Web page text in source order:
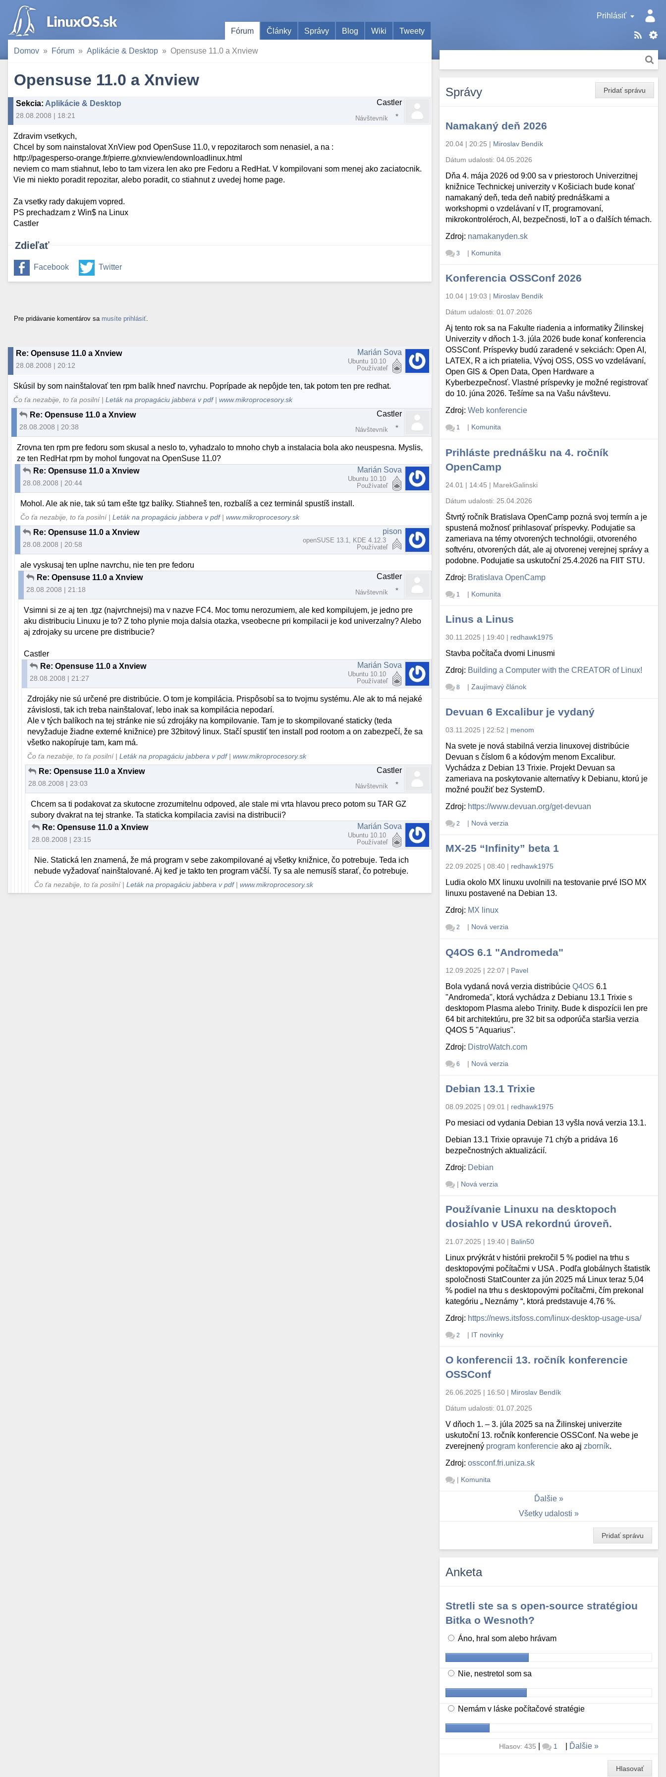
Prihlásiť
Fórum
Články Správy Blog Wiki Tweety
Domov Fórum Aplikácie & Desktop Opensuse 11.0 a Xnview
Opensuse 11.0 a Xnview
Sekcia: Aplikácie & Desktop
28.08.2008 | 18:21
Castler
Návštevník
Zdravim vsetkych,
Chcel by som nainstalovat XnView pod OpenSuse 11.0, v repozitaroch som nenasiel, a na :
http://pagesperso-orange.fr/pierre.g/xnview/endownloadlinux.html
neviem co mam stiahnut, lebo to tam vizera len ako pre Fedoru a RedHat. V kompilovani som menej ako zaciatocnik.
Vie mi niekto poradit repozitar, alebo poradit, co stiahnut z uvedej home page.
Za vsetky rady dakujem vopred.
PS prechadzam z Win$ na Linux
Castler
Zdieľať
Facebook Twitter
Pre pridávanie komentárov sa musíte prihlásiť
Re: Opensuse 11.0 a Xnview
28.08.2008 | 20:12
Marián Sova
Ubuntu 10.10
Používateľ
Skúsil by som nainštalovať ten rpm balík hneď navrchu. Poprípade ak nepôjde ten, tak potom ten pre redhat.
Čo ťa nezabije, to ťa posilní |Leták na propagáciu jabbera v pdf|www.mikroprocesory.sk
Re: Opensuse 11.0 a Xnview
28.08.2008 | 20:38
Castler
Návštevník
Zrovna ten rpm pre fedoru som skusal a neslo to, vyhadzalo to mnoho chyb a instalacia bola ako neuspesna. Myslis,
ze ten RedHat rpm by mohol fungovat na OpenSuse 11.0?
Re: Opensuse 11.0 a Xnview
28.08.2008 | 20:44
Marián Sova
Ubuntu 10.10
Používateľ
Mohol. Ale ak nie, tak sú tam ešte tgz balíky. Stiahneš ten, rozbalíš a cez terminál spustíš install.
Čo ťa nezabije, to ťa posilní |Leták na propagáciu jabbera v pdf|www.mikroprocesory.sk
Re: Opensuse 11.0 a Xnview
28.08.2008 | 20:58
pison
openSUSE 13.1, KDE 4.12.3
Používateľ
ale vyskusaj ten uplne navrchu, nie ten pre fedoru
Re: Opensuse 11.0 a Xnview
28.08.2008 | 21:18
Castler
Návštevník
Vsimni si ze aj ten .tgz (najvrchnejsi) ma v nazve FC4. Moc tomu nerozumiem, ale ked kompilujem, je jedno pre
aku distribuciu Linuxu je to? Z toho plynie moja dalsia otazka, vseobecne pri kompilacii je kod univerzalny? Alebo
aj zdrojaky su urcene pre distribucie?
Castler
Re: Opensuse 11.0 a Xnview
28.08.2008 | 21:27
Marián Sova
Ubuntu 10.10
Používateľ
Zdrojáky nie sú určené pre distribúcie. O tom je kompilácia. Prispôsobí sa to tvojmu systému. Ale ak to má nejaké
závislosti, tak ich treba nainštalovať, lebo inak sa kompilácia nepodarí.
Ale v tých balíkoch na tej stránke nie sú zdrojáky na kompilovanie. Tam je to skompilované staticky (teda
nevyžaduje žiadne externé knižnice) pre 32bitový linux. Stačí spustiť ten install pod rootom a on zabezpečí, že sa
všetko nakopíruje tam, kam má.
Čo ťa nezabije, to ťa posilní |Leták na propagáciu jabbera v pdf|www.mikroprocesory.sk
Re: Opensuse 11.0 a Xnview
28.08.2008 | 23:03
Castler
Návštevník
Chcem sa ti podakovat za skutocne zrozumitelnu odpoved, ale stale mi vrta hlavou preco potom su TAR GZ
subory dvakrat na tej stranke. Ta staticka kompilacia zavisi na distribucii?
Re: Opensuse 11.0 a Xnview
28.08.2008 | 23:15
Marián Sova
Ubuntu 10.10
Používateľ
Nie. Statická len znamená, že má program v sebe zakompilované aj všetky knižnice, čo potrebuje. Teda ich
nebude vyžadovať nainštalované. Aj keď je takto ten program väčší. Ty sa ale nemusíš starať, čo potrebuje.
Čo ťa nezabije, to ťa posilní |Leták na propagáciu jabbera v pdf|www.mikroprocesory.sk
Pridať správu
Správy
Namakaný deň 2026
20.04 | 20:25 | Miroslav Bendík
Dátum udalosti:04.05.2026
Dňa 4. mája 2026 od 9:00 sa v priestoroch Univerzitnej
knižnice Technickej univerzity v Košiciach bude konať
namakaný deň, teda deň nabitý prednáškami a
workshopmi o vzdelávaní v IT, programovaní,
mikrokontroléroch, AI, bezpečnosti, IoT a o ďalších témach.
Zdroj: namakanyden.sk
3 | Komunita
Konferencia OSSConf 2026
10.04 | 19:03 | Miroslav Bendík
Dátum udalosti:01.07.2026
Aj tento rok sa na Fakulte riadenia a informatiky Žilinskej
Univerzity v dňoch 1-3. júla 2026 bude konať konferencia
OSSConf. Príspevky budú zaradené v sekciách: Open AI,
LATEX, R a ich priatelia, Vývoj OSS, OSS vo vzdelávaní,
Open GIS & Open Data, Open Hardware a
Kyberbezpečnosť. Vlastné príspevky je možné registrovať
do 10. júna 2026. Tešíme sa na Vašu návštevu.
Zdroj:Web konferencie
1 | Komunita
Prihláste prednášku na 4. ročník
OpenCamp
24.01 | 14:45 | MarekGalinski
Dátum udalosti: 25.04.2026
Štvrtý ročník Bratislava OpenCamp pozná svoj termín a je
spustená možnosť prihlasovať príspevky. Podujatie sa
zameriava na témy otvorených technológii, otvoreného
softvéru, otvorených dát, ale aj otvorenej verejnej správy a
podobne. Podujatie sa uskutoční 25.4.2026 na FIIT STU.
Zdroj: Bratislava OpenCamp
1 | Komunita
Linus a Linus
30.11.2025 | 19:40 | redhawk1975
Stavba počítača dvomi Linusmi
Zdroj: Building a Computer with the CREATOR of Linux!
8 | Zaujímavý článok
Devuan 6 Excalibur je vydaný
03.11.2025 | 22:52 | menom
Na svete je nová stabilná verzia linuxovej distribúcie
Devuan s číslom 6 a kódovým menom Excalibur.
Vychádza z Debian 13 Trixie. Projekt Devuan sa
zameriava na poskytovanie alternatívy k Debianu, ktorú je
možné použiť bez SystemD.
Zdroj: https://www.devuan.org/get-devuan
2 | Nová verzia
MX-25 “Infinity” beta 1
22.09.2025 | 08:40 | redhawk1975
Ludia okolo MX linuxu uvolnili na testovanie prvé ISO MX
linuxu postavené na Debian 13.
Zdroj: MX linux
2 | Nová verzia
Q4OS 6.1 "Andromeda"
12.09.2025 | 22:07 | Pavel
Bola vydaná nová verzia distribúcieQ4OS 6.1
"Andromeda", ktorá vychádza z Debianu 13.1 Trixie s
desktopom Plasma alebo Trinity. Bude k dispozícii len pre
64 bit architektúru, pre 32 bit sa odporúča staršia verzia
Q4OS 5 "Aquarius".
Zdroj: DistroWatch.com
6 | Nová verzia
Debian 13.1 Trixie
08.09.2025 | 09:01 | redhawk1975
Po mesiaci od vydania Debian 13 vyšla nová verzia 13.1.
Debian 13.1 Trixie opravuje 71 chýb a pridáva 16
bezpečnostných aktualizácií.
Zdroj: Debian
| Nová verzia
Používanie Linuxu na desktopoch
dosiahlo v USA rekordnú úroveň.
21.07.2025 | 19:40 | Balin50
Linux prvýkrát v histórii prekročil 5 % podiel na trhu s
desktopovými počítačmi v USA . Podľa globálnych štatistík
spoločnosti StatCounter za jún 2025 má Linux teraz 5,04
% podiel na trhu s desktopovými počítačmi, čím prekonal
kategóriu „ Neznámy “, ktorá predstavuje 4,76 %.
Zdroj: https://news.itsfoss.com/linux-desktop-usage-usa/
2 | IT novinky
O konferencii 13. ročník konferencie
OSSConf
26.06.2025 | 16:50 | Miroslav Bendík
Dátum udalosti:01.07.2025
V dňoch 1. – 3. júla 2025 sa na Žilinskej univerzite
uskutoční 13. ročník konferencie OSSConf. Na webe je
zverejnený program konferencie ako aj zborník.
Zdroj:ossconf.fri.uniza.sk
| Komunita
Ďalšie
Všetky udalosti
Pridať správu
Anketa
Stretli ste sa s open-source stratégiou
Bitka o Wesnoth?
Áno, hral som alebo hrávam
Nie, nestretol som sa
Nemám v láske počítačové stratégie
Hlasov: 435 | 1 Ďalšie
Hlasovať